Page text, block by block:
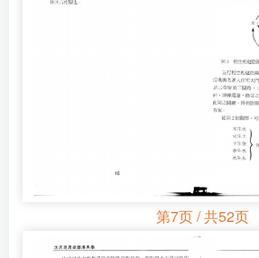
第7页 / 共52页